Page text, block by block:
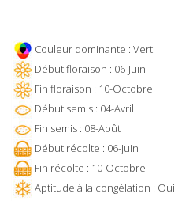
Couleur dominante : Vert
Début floraison : 06-Juin
Fin floraison : 10-Octobre
Début semis : 04-Avril
Fin semis : 08-Août
Début récolte : 06-Juin
Fin récolte : 10-Octobre
Aptitude à la congélation : Oui